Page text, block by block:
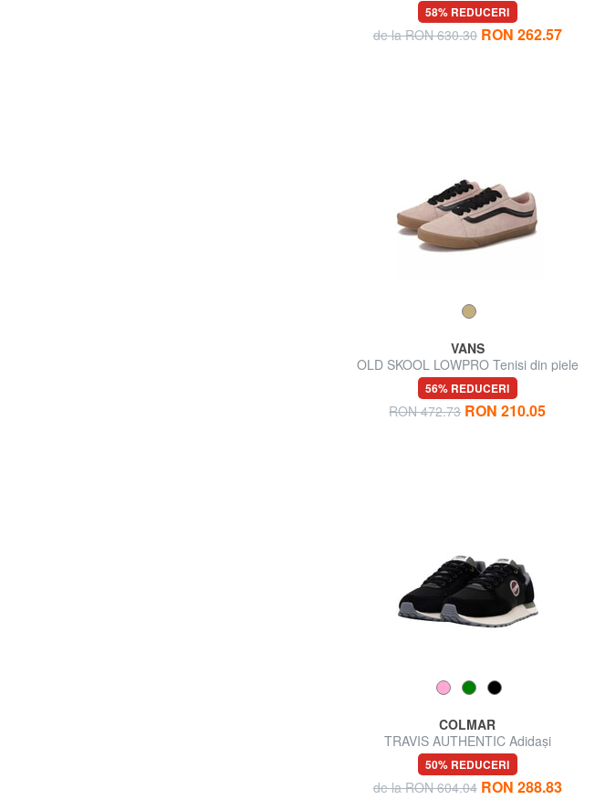
58% REDUCERI
de la RON 630.30 RON 262.57
VANS
OLD SKOOL LOWPRO Tenisi din piele
intoarsa
56% REDUCERI
RON 472.73 RON 210.05
COLMAR
TRAVIS AUTHENTIC Adidași
50% REDUCERI
de la RON 604.04 RON 288.83